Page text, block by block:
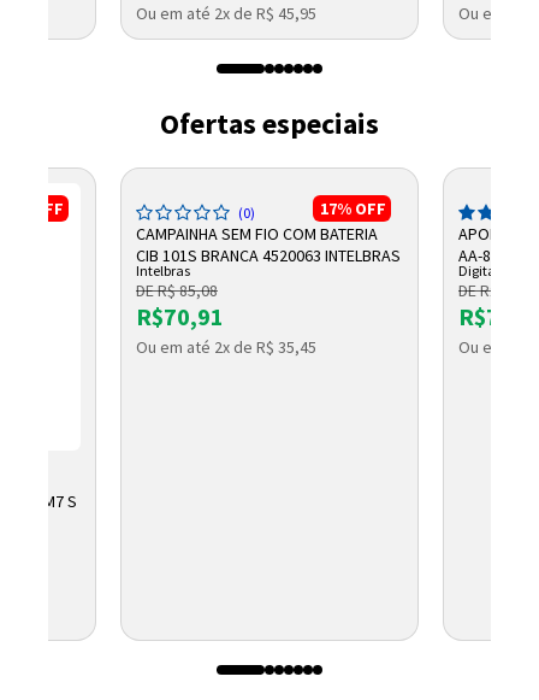
Ou em até 2x de R$ 45,95 Ou em até
Ofertas especiais
OFF
HD IM7 S
17% OFF
(0)
CAMPAINHA SEM FIO COM BATERIA
CIB 101S BRANCA 4520063 INTELBRAS
Intelbras
DE R$ 85,08
R$70,91
Ou em até 2x de R$ 35,45
APOIO
AA-805
Digitador
DE R$
Ou em até